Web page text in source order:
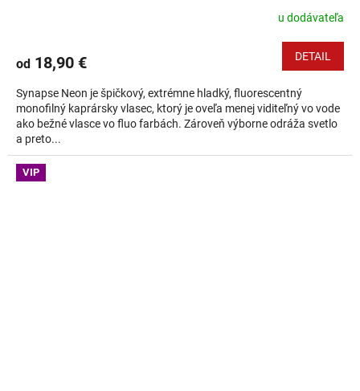
u dodávateľa
od 18,90 € DETAIL
Synapse Neon je špičkový, extrémne hladký, fluorescentný
monofilný kaprársky vlasec, ktorý je oveľa menej viditeľný vo vode
ako bežné vlasce vo fluo farbách. Zároveň výborne odráža svetlo
a preto...
VIP